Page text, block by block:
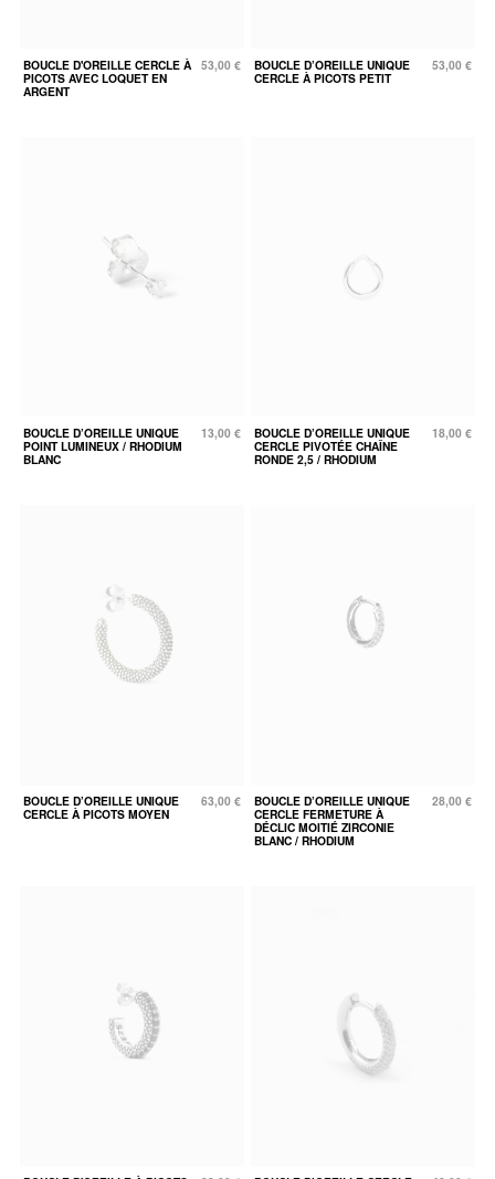
BOUCLE D'OREILLE CERCLE À
PICOTS AVEC LOQUET EN
ARGENT
53,00 €
BOUCLE D’OREILLE UNIQUE
CERCLE À PICOTS PETIT
53,00 €
BOUCLE D’OREILLE UNIQUE
POINT LUMINEUX / RHODIUM
BLANC
13,00 €
BOUCLE D’OREILLE UNIQUE
CERCLE PIVOTÉE CHAÎNE
RONDE 2,5 / RHODIUM
18,00 €
BOUCLE D’OREILLE UNIQUE
CERCLE À PICOTS MOYEN
63,00 €
BOUCLE D’OREILLE UNIQUE
CERCLE FERMETURE À
DÉCLIC MOITIÉ ZIRCONIE
BLANC / RHODIUM
28,00 €